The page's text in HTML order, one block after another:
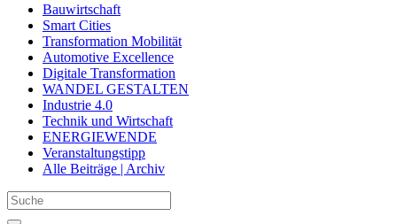
Bauwirtschaft
Smart Cities
Transformation Mobilität
Automotive Excellence
Digitale Transformation
WANDEL GESTALTEN
Industrie 4.0
Technik und Wirtschaft
ENERGIEWENDE
Veranstaltungstipp
Alle Beiträge | Archiv